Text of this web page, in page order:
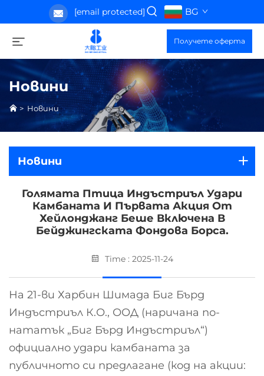
[email protected] BG
Получете оферта
Новини
> Новини
Новини
Голямата Птица Индъстриъл Удари
Камбаната И Първата Акция От
Хейлонджанг Беше Включена В
Бейджингската Фондова Борса.
Time : 2025-11-24
На 21-ви Харбин Шимада Биг Бърд
Индъстриъл К.О., ООД (наричана по-
нататък „Биг Бърд Индъстриъл“)
официално удари камбаната за
публичното си предлагане (код на акции: